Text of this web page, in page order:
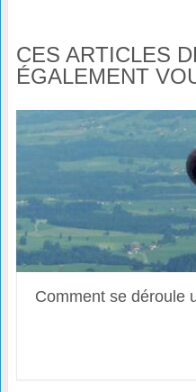
CES ARTICLES
ÉGALEMENT
Comment se déroule